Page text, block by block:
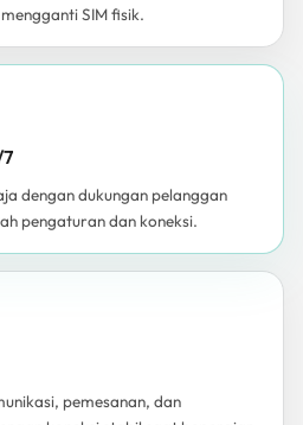
SIM fisik.
dengan dukungan pelanggan
pengaturan dan koneksi.
pemesanan, dan